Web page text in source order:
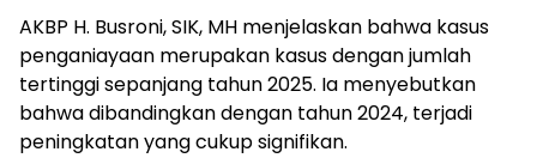
AKBP H. Busroni, SIK, MH menjelaskan bahwa kasus
penganiayaan merupakan kasus dengan jumlah
tertinggi sepanjang tahun 2025. Ia menyebutkan
bahwa dibandingkan dengan tahun 2024, terjadi
peningkatan yang cukup signifikan.